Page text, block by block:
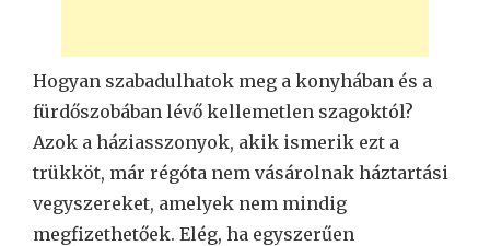
Hogyan szabadulhatok meg a konyhában és a
fürdőszobában lévő kellemetlen szagoktól?
Azok a háziasszonyok, akik ismerik ezt a
trükköt, már régóta nem vásárolnak háztartási
vegyszereket, amelyek nem mindig
megfizethetőek. Elég, ha egyszerűen